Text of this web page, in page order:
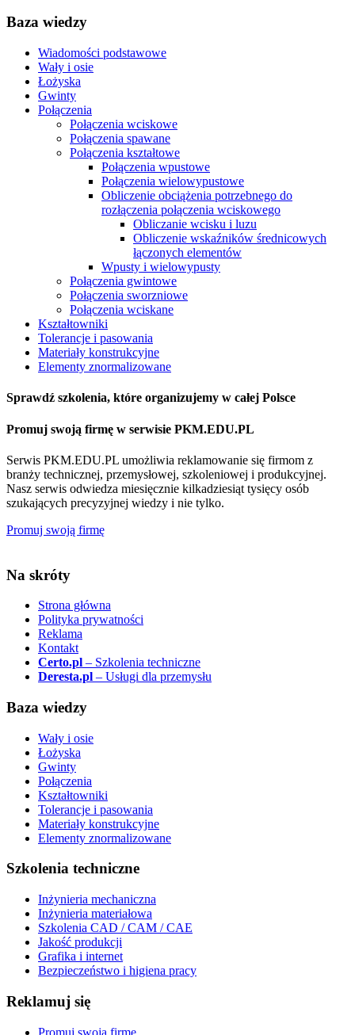
Baza wiedzy
Wiadomości podstawowe
Wały i osie
Łożyska
Gwinty
Połączenia
Połączenia wciskowe
Połączenia spawane
Połączenia kształtowe
Połączenia wpustowe
Połączenia wielowypustowe
Obliczenie obciążenia potrzebnego do
rozłączenia połączenia wciskowego
Obliczanie wcisku i luzu
Obliczenie wskaźników średnicowych
łączonych elementów
Wpusty i wielowypusty
Połączenia gwintowe
Połączenia sworzniowe
Połączenia wciskane
Kształtowniki
Tolerancje i pasowania
Materiały konstrukcyjne
Elementy znormalizowane
Sprawdź szkolenia, które organizujemy w całej Polsce
Promuj swoją firmę w serwisie PKM.EDU.PL
Serwis PKM.EDU.PL umożliwia reklamowanie się firmom z
branży technicznej, przemysłowej, szkoleniowej i produkcyjnej.
Nasz serwis odwiedza miesięcznie kilkadziesiąt tysięcy osób
szukających precyzyjnej wiedzy i nie tylko.
Promuj swoją firmę
Na skróty
Strona główna
Polityka prywatności
Reklama
Kontakt
Certo.pl – Szkolenia techniczne
Deresta.pl – Usługi dla przemysłu
Baza wiedzy
Wały i osie
Łożyska
Gwinty
Połączenia
Kształtowniki
Tolerancje i pasowania
Materiały konstrukcyjne
Elementy znormalizowane
Szkolenia techniczne
Inżynieria mechaniczna
Inżynieria materiałowa
Szkolenia CAD / CAM / CAE
Jakość produkcji
Grafika i internet
Bezpieczeństwo i higiena pracy
Reklamuj się
Promuj swoją firmę